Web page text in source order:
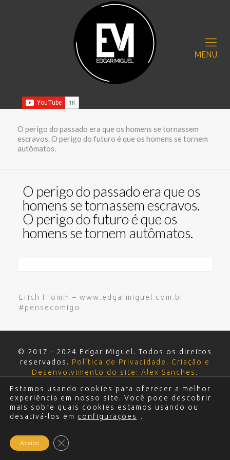
MENU
O perigo do passado era que os homens se tornassem
escravos. O perigo do futuro é que os homens se tornem
autômatos.
O perigo do passado era que os
homens se tornassem escravos.
O perigo do futuro é que os
homens se tornem autômatos.
Erich Fromm – www.edgarmiguel.com.br
#pensecomigo
© 2017 - 2024 Edgar Miguel. Todos os direitos
reservados. Política de Privacidade . Criação e
Desenvolvimento do site: Alex Sanches .
Estamos usando cookies para oferecer a melhor
experiência em nosso site. Você pode descobrir
mais sobre quais cookies estamos usando ou
desativá-los em configurações .
Aceito Close GDPR Cookie Banner